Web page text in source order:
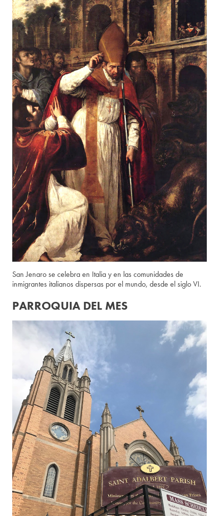
San Jenaro se celebra en Italia y en las comunidades de
inmigrantes italianos dispersas por el mundo, desde el siglo VI.
PARROQUIA DEL MES